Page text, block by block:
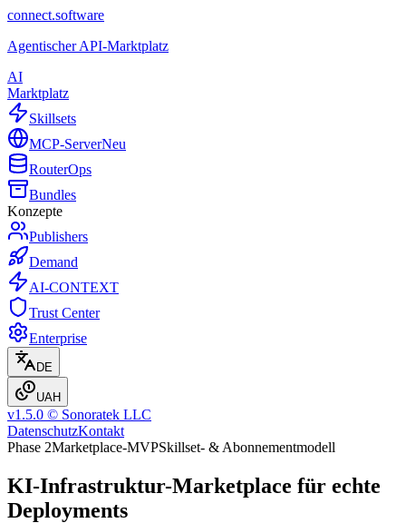
connect.software
Agentischer API-Marktplatz
AI
Marktplatz
Skillsets
MCP-ServerNeu
RouterOps
Bundles
Konzepte
Publishers
Demand
AI-CONTEXT
Trust Center
Enterprise
DE
UAH
v1.5.0 © Sonoratek LLC
DatenschutzKontakt
Phase 2Marketplace-MVPSkillset- & Abonnementmodell
KI-Infrastruktur-Marketplace für echte
Deployments